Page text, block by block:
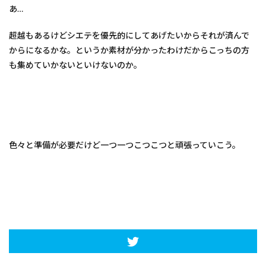
あ…
超越もあるけどシエテを優先的にしてあげたいからそれが済んで
からになるかな。というか素材が分かったわけだからこっちの方
も集めていかないといけないのか。
色々と準備が必要だけど一つ一つこつこつと頑張っていこう。